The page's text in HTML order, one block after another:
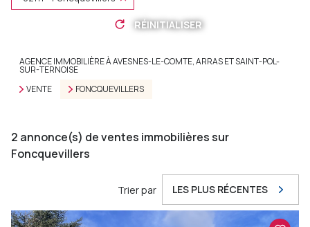
RÉINITIALISER
AGENCE IMMOBILIÈRE À AVESNES-LE-COMTE, ARRAS ET SAINT-POL-
SUR-TERNOISE
VENTE
FONCQUEVILLERS
2 annonce(s) de ventes immobilières sur
Foncquevillers
Trier par LES PLUS RÉCENTES